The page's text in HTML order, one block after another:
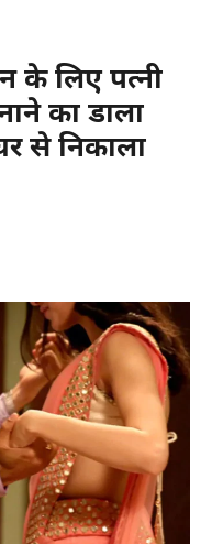
के लिए पत्नी
का डाला
से निकाला